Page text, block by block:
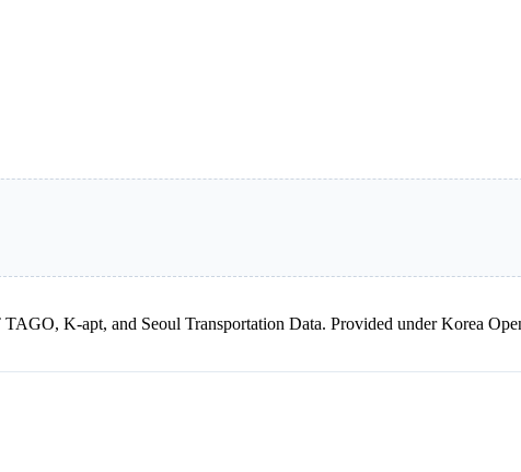
K-apt, and Seoul Transportation Data. Provided under Korea